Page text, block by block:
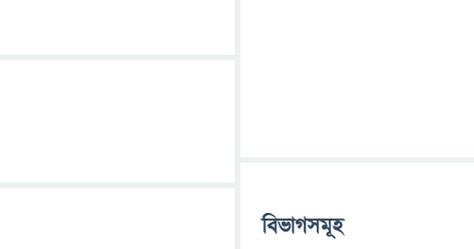
বিভাগসমূহ